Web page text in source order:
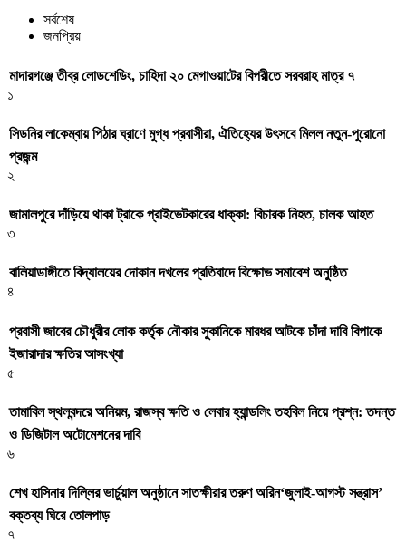
সর্বশেষ
জনপ্রিয়
মাদারগঞ্জে তীব্র লোডশেডিং, চাহিদা ২০ মেগাওয়াটের বিপরীতে সরবরাহ মাত্র ৭
১
সিডনির লাকেম্বায় পিঠার ঘ্রাণে মুগ্ধ প্রবাসীরা, ঐতিহ্যের উৎসবে মিলল নতুন-পুরোনো
প্রজন্ম
২
জামালপুরে দাঁড়িয়ে থাকা ট্রাকে প্রাইভেটকারের ধাক্কা: বিচারক নিহত, চালক আহত
৩
বালিয়াডাঙ্গীতে বিদ্যালয়ের দোকান দখলের প্রতিবাদে বিক্ষোভ সমাবেশ অনুষ্ঠিত
৪
প্রবাসী জাবের চৌধুরীর লোক কর্তৃক নৌকার সুকানিকে মারধর আটকে চাঁদা দাবি বিপাকে
ইজারাদার ক্ষতির আসংখ্যা
৫
তামাবিল স্থলবন্দরে অনিয়ম, রাজস্ব ক্ষতি ও লেবার হ্যান্ডলিং তহবিল নিয়ে প্রশ্ন: তদন্ত
ও ডিজিটাল অটোমেশনের দাবি
৬
শেখ হাসিনার দিল্লির ভার্চুয়াল অনুষ্ঠানে সাতক্ষীরার তরুণ অরিন‘জুলাই-আগস্ট সন্ত্রাস’
বক্তব্য ঘিরে তোলপাড়
৭